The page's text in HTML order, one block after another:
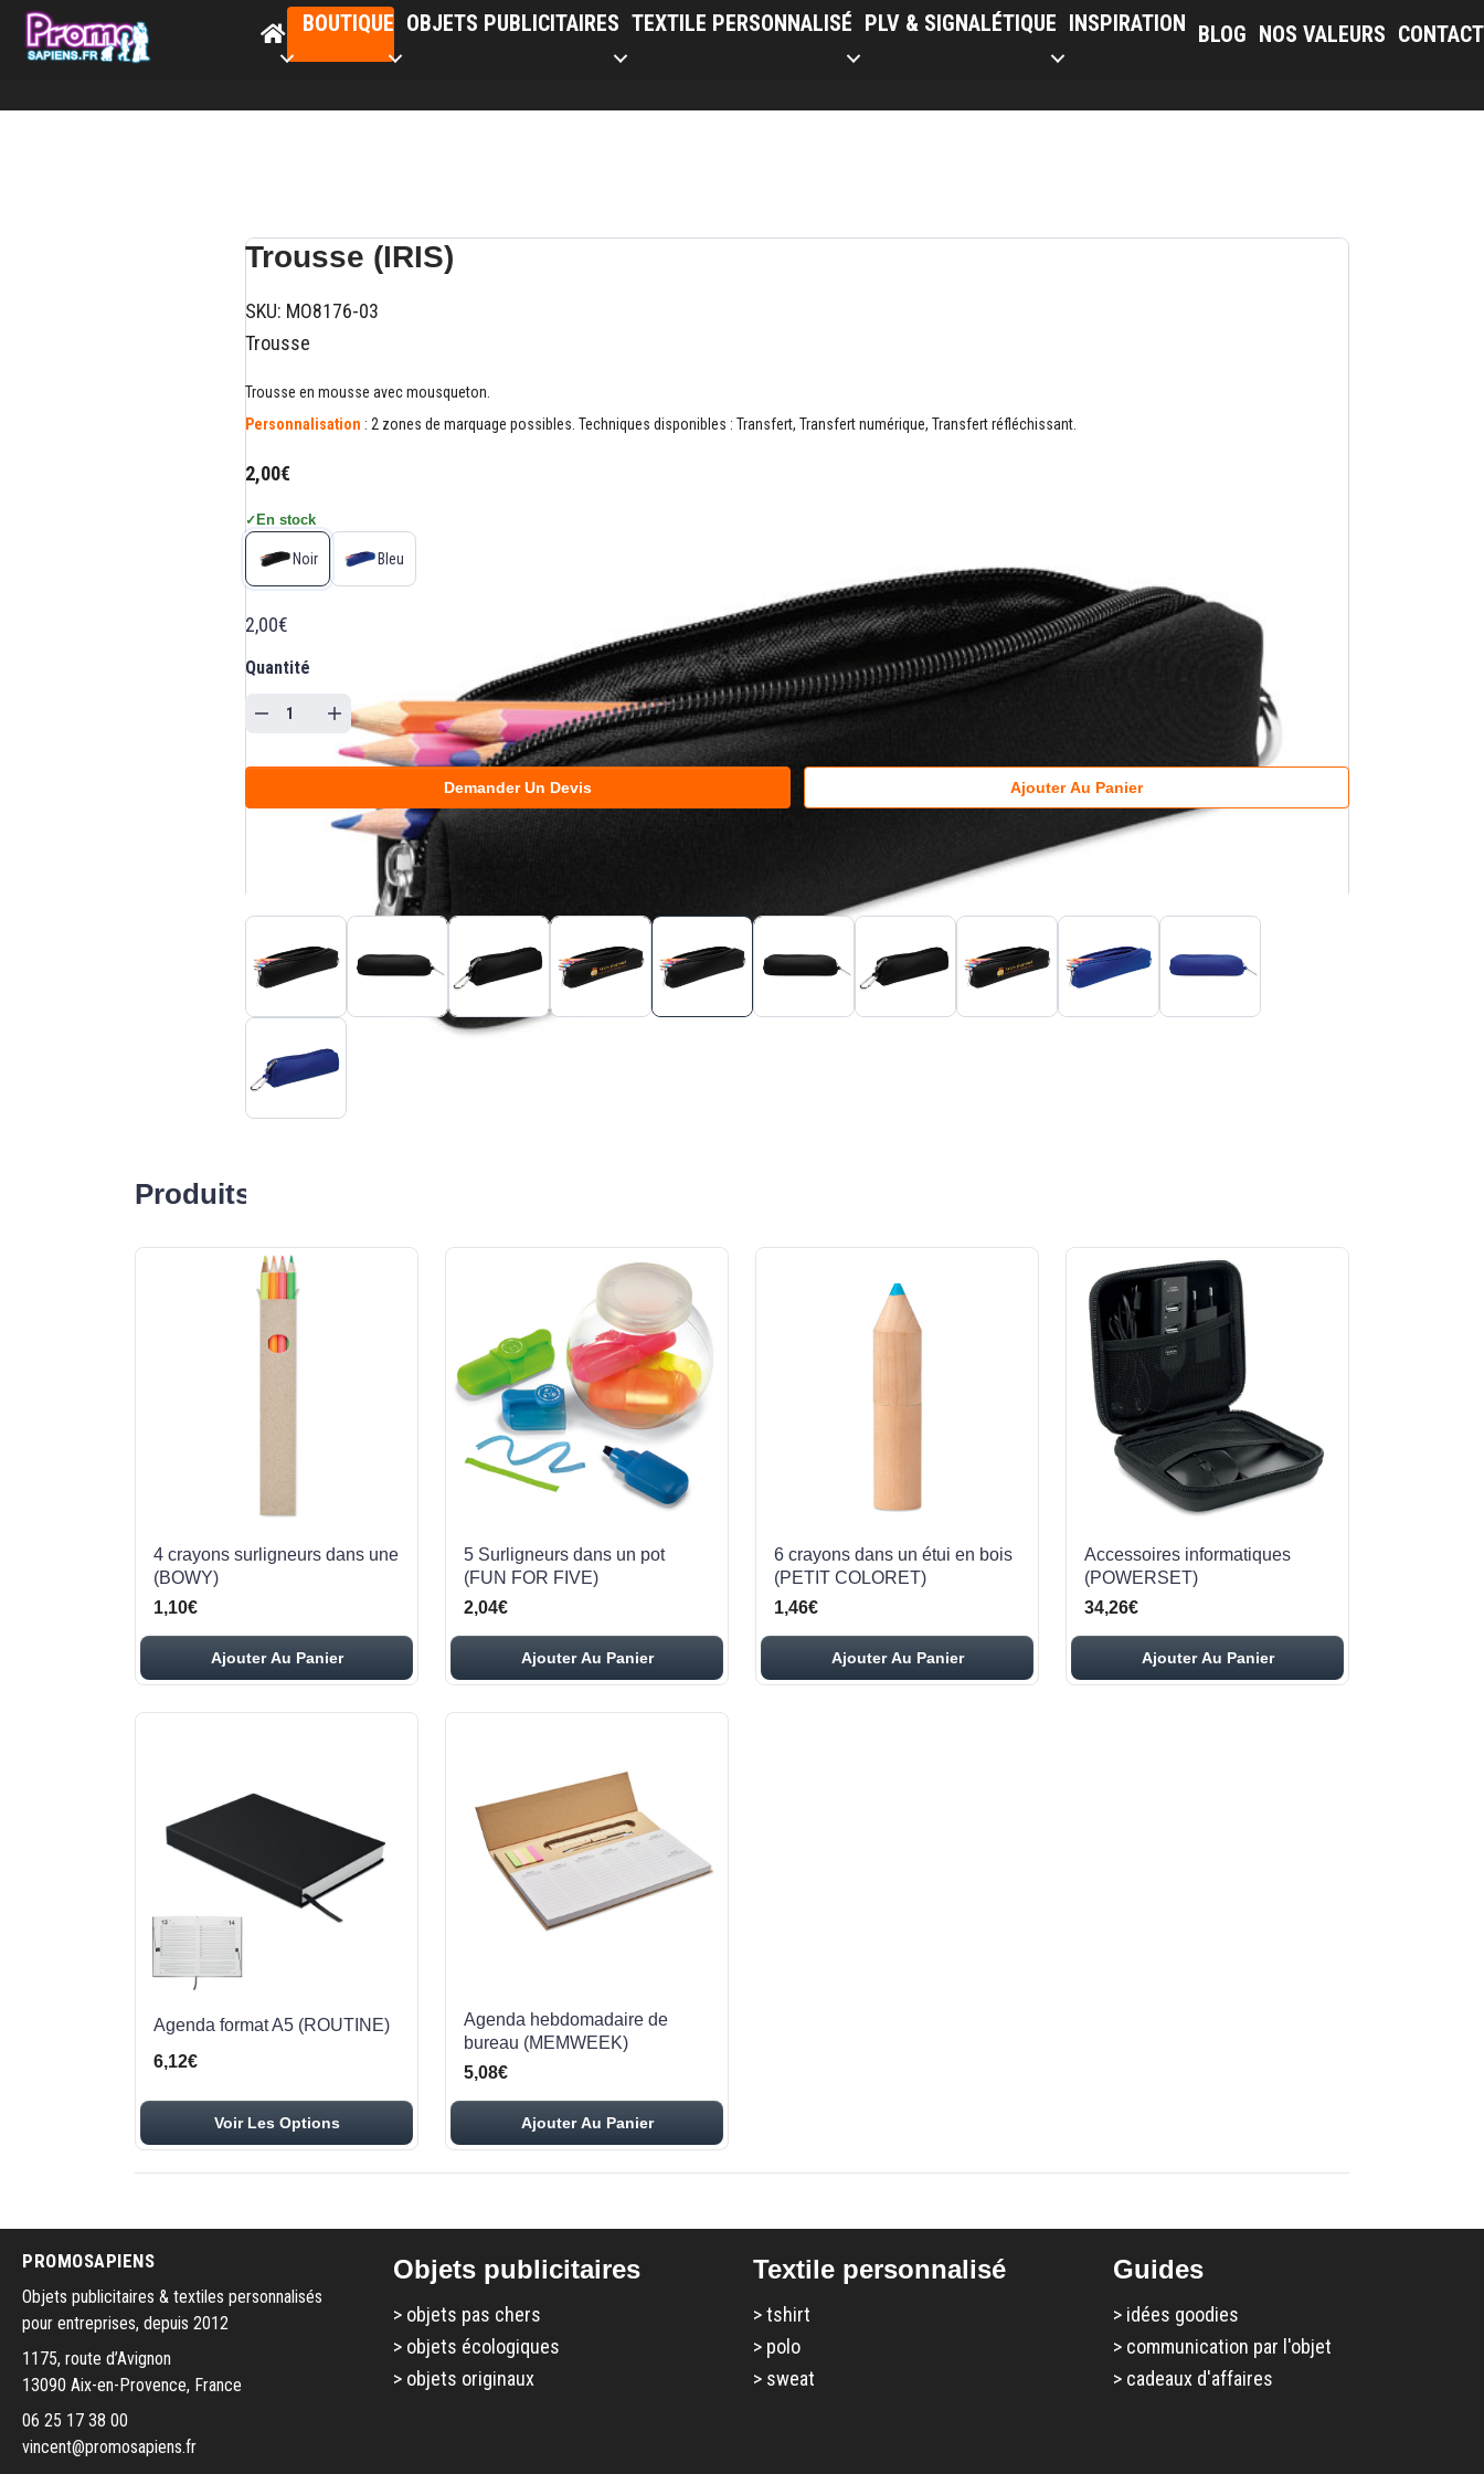
BOUTIQUE OBJETS PUBLICITAIRES TEXTILE PERSONNALISÉ PLV & SIGNALÉTIQUE INSPIRATION BLOG NOS VALEURS CONTACT
Trousse (IRIS)
SKU: MO8176-03
Trousse
Trousse en mousse avec mousqueton.
Personnalisation : 2 zones de marquage possibles. Techniques disponibles : Transfert, Transfert numérique, Transfert réfléchissant.
2,00€
✓ En stock
Noir Bleu
2,00€
Quantité
Demander Un Devis Ajouter Au Panier
Produits liés
4 crayons surligneurs dans une
(BOWY)
1,10€
Ajouter Au Panier
5 Surligneurs dans un pot
(FUN FOR FIVE)
2,04€
Ajouter Au Panier
6 crayons dans un étui en bois
(PETIT COLORET)
1,46€
Ajouter Au Panier
Accessoires informatiques
(POWERSET)
34,26€
Ajouter Au Panier
Agenda format A5 (ROUTINE)
6,12€
Voir Les Options
Agenda hebdomadaire de
bureau (MEMWEEK)
5,08€
Ajouter Au Panier
PROMOSAPIENS
Objets publicitaires & textiles personnalisés
pour entreprises, depuis 2012
1175, route d’Avignon
13090 Aix-en-Provence, France
06 25 17 38 00
vincent@promosapiens.fr
Objets publicitaires
> objets pas chers
> objets écologiques
> objets originaux
Textile personnalisé
>tshirt
> polo
> sweat
Guides
> idées goodies
> communication par l'objet
> cadeaux d'affaires